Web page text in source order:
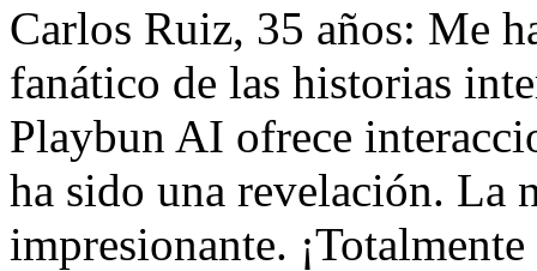
Carlos Ruiz, 35 años: Me
fanático de las historias
Playbun AI ofrece
ha sido una revelación. La
impresionante.